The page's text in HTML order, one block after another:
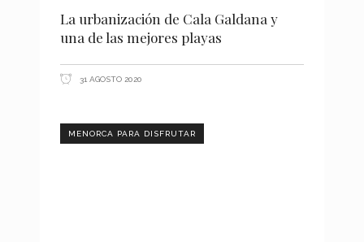
La urbanización de Cala Galdana y
una de las mejores playas
31 AGOSTO 2020
MENORCA PARA DISFRUTAR